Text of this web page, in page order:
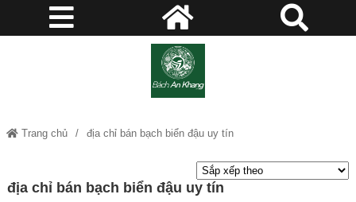
Trang chủ địa chỉ bán bạch biển đậu uy tín
địa chỉ bán bạch biển đậu uy tín